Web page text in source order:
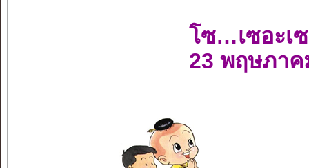
โซ…เซอะเ
23 พฤษภาค